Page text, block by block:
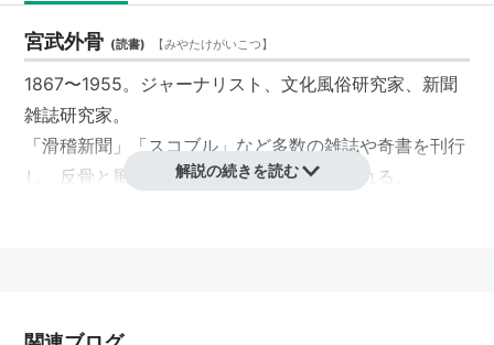
宮武外骨 (読書) 【みやたけがいこつ】
1867〜1955。ジャーナリスト、文化風俗研究家、新聞
雑誌研究家。
「滑稽新聞」「スコブル」など多数の雑誌や奇書を刊行
し、反骨と風刺諧謔に富む奇人として知られる。
解説の続きを読む